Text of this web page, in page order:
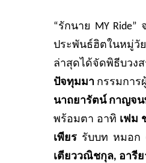
“รักนาย MY
ประพันธ์ฮิตในหมู่
ล่าสุดได้จัดพิธีบวง
ปัจทุมมา กรรมการ
นาถยารัตน์ กาญจ
พร้อมตา อาทิ เฟม
เพียรรับบท หมอก
เตียววณิชกุล, อารี